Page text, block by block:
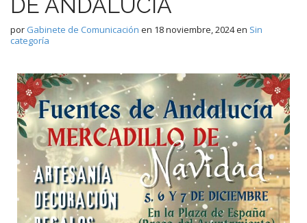
DE ANDALUCÍA
por Gabinete de Comunicación en 18 noviembre, 2024en Sin
categoría